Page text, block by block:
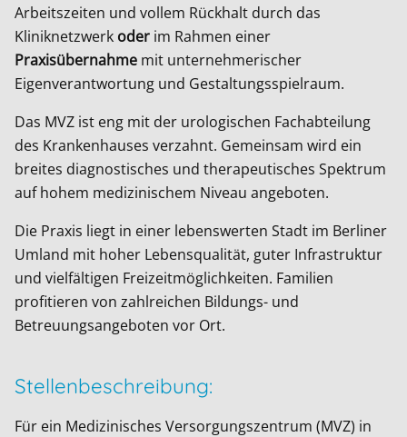
Arbeitszeiten und vollem Rückhalt durch das
Kliniknetzwerk oder im Rahmen einer
Praxisübernahme mit unternehmerischer
Eigenverantwortung und Gestaltungsspielraum.
Das MVZ ist eng mit der urologischen Fachabteilung
des Krankenhauses verzahnt. Gemeinsam wird ein
breites diagnostisches und therapeutisches Spektrum
auf hohem medizinischem Niveau angeboten.
Die Praxis liegt in einer lebenswerten Stadt im Berliner
Umland mit hoher Lebensqualität, guter Infrastruktur
und vielfältigen Freizeitmöglichkeiten. Familien
profitieren von zahlreichen Bildungs- und
Betreuungsangeboten vor Ort.
Stellenbeschreibung:
Für ein Medizinisches Versorgungszentrum (MVZ) in